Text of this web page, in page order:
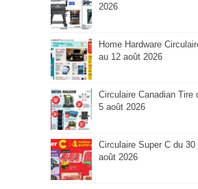
2026
Home Hardware
au 12 août 2026
Circulaire Canadian Tire
5 août 2026
Circulaire Super C du
août 2026